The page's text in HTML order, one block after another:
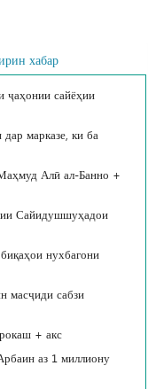
хабар
сайёҳии
марказе, ки ба
Алӣ ал-Банно +
Сайидушшуҳадои
нухбагони
масҷиди сабзи
+ акс
аз 1 миллиону